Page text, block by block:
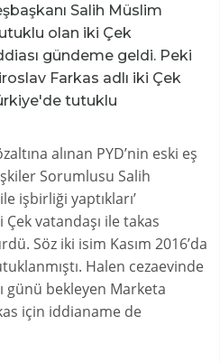
Salih Müslim
olan iki Çek
gündeme geldi. Peki
Farkas adlı iki Çek
tutuklu
alınan PYD’nin eski eş
Sorumlusu Salih
işbirliği yaptıkları’
vatandaşı ile takas
Söz iki isim Kasım 2016’da
Halen cezaevinde
günü bekleyen Marketa
için iddianame de